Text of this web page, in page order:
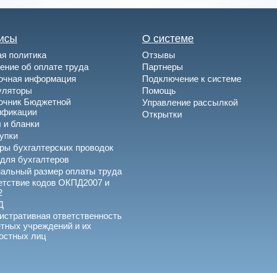
политика
об оплате труда
информация
Бюджетной
бланки
бухгалтерских проводок
бухгалтеров
размер оплаты труда
кодов ОКПД2007 и
ответственность
учреждений и их
лиц
О системе
Отзывы
Партнеры
Подключение к системе
Помощь
Управление рассылкой
Открытки